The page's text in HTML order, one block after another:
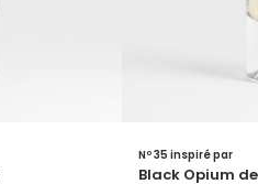
Nº 35 inspiré par
Black Opium